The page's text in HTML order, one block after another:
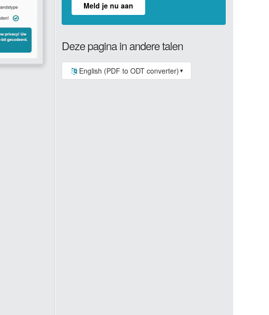
Meld je nu aan
Deze pagina in andere talen
English (PDF to ODT converter) ▼